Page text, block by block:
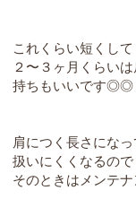
これくらい短くし
２〜３ヶ月くらい
持ちもいいです◎◎
肩につく長さにな
扱いにくくなるので
そのときはメンテ